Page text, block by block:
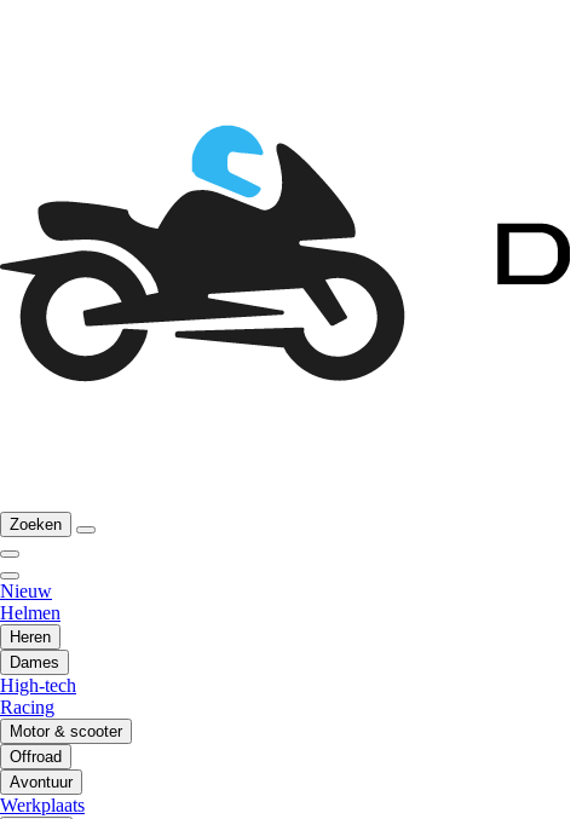
Zoeken
Nieuw
Helmen
Heren
Dames
High-tech
Racing
Motor & scooter
Offroad
Avontuur
Werkplaats